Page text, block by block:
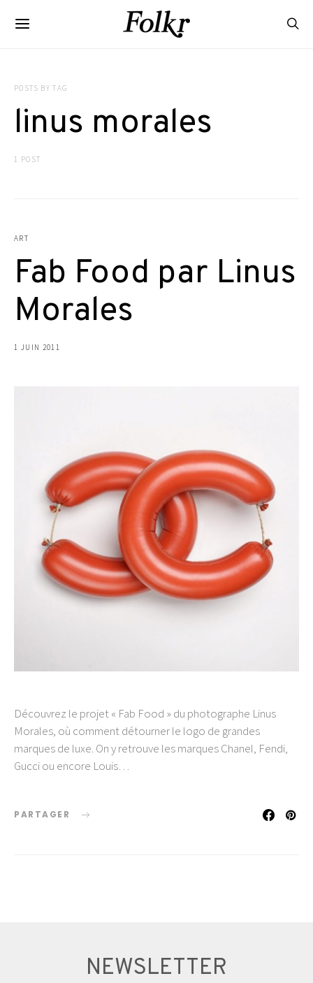
POSTS BY TAG
linus morales
1 POST
ART
Fab Food par Linus
Morales
1 JUIN 2011
Découvrez le projet « Fab Food » du photographe Linus
Morales, où comment détourner le logo de grandes
marques de luxe. On y retrouve les marques Chanel, Fendi,
Gucci ou encore Louis…
PARTAGER
NEWSLETTER